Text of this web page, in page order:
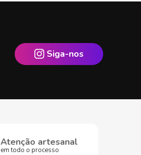
Siga-nos
Atenção artesanal
em todo o processo